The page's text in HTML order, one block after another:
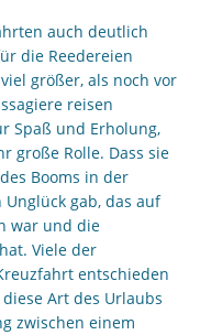
auch deutlich
die Reedereien
größer, als noch vor
reisen
Spaß und Erholung,
große Rolle. Dass sie
Booms in der
gab, das auf
war und die
Viele der
entschieden
Art des Urlaubs
zwischen einem